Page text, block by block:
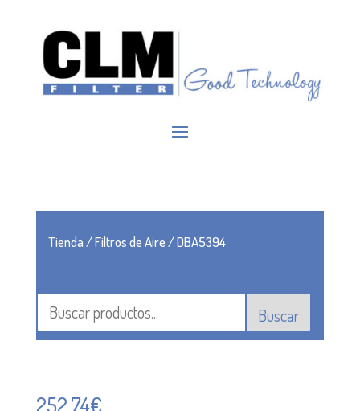
Tienda/Filtros de Aire/ DBA5394
Buscar
252,74€